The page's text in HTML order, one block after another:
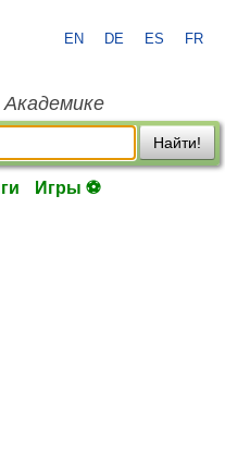
EN DE ES FR
Академике
Найти!
Игры ⚽